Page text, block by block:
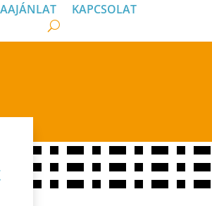
KAPCSOLAT